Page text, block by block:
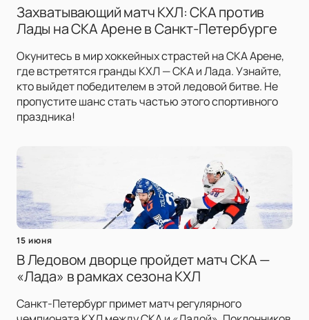
Захватывающий матч КХЛ: СКА против
Лады на СКА Арене в Санкт-Петербурге
Окунитесь в мир хоккейных страстей на СКА Арене,
где встретятся гранды КХЛ — СКА и Лада. Узнайте,
кто выйдет победителем в этой ледовой битве. Не
пропустите шанс стать частью этого спортивного
праздника!
15 июня
В Ледовом дворце пройдет матч СКА —
«Лада» в рамках сезона КХЛ
Санкт-Петербург примет матч регулярного